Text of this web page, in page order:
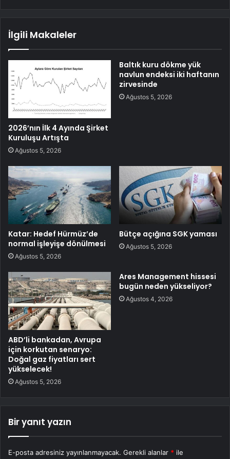
İlgili Makaleler
2026’nın İlk 4 Ayında Şirket
Kuruluşu Artışta
Ağustos 5, 2026
Baltık kuru dökme yük
navlun endeksi iki haftanın
zirvesinde
Ağustos 5, 2026
Katar: Hedef Hürmüz’de
normal işleyişe dönülmesi
Ağustos 5, 2026
Bütçe açığına SGK yaması
Ağustos 5, 2026
ABD’li bankadan, Avrupa
için korkutan senaryo:
Doğal gaz fiyatları sert
yükselecek!
Ağustos 5, 2026
Ares Management hissesi
bugün neden yükseliyor?
Ağustos 4, 2026
Bir yanıt yazın
E-posta adresiniz yayınlanmayacak. Gerekli alanlar * ile